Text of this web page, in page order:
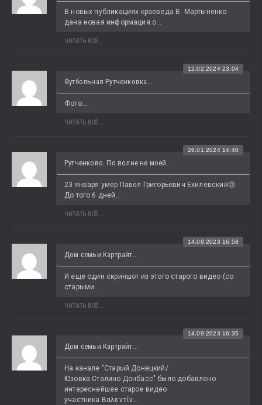
В новых публикациях краеведа В. Мартыненко
дана новая информация о...
ЧИТАТЬ ВСЁ...
Футбольная Рутченковка...
12.02.2024 23:04
Фото:...
ЧИТАТЬ ВСЁ...
Рутченково. По волне не моей...
26.01.2024 14:40
23 января умер Павел Григорьевич Ехилевский😢
До того 6 дней...
ЧИТАТЬ ВСЁ...
Дом семьи Картрайт...
14.09.2023 16:58
И еще один скриншот из этого старого видео (со
старыми...
ЧИТАТЬ ВСЁ...
Дом семьи Картрайт...
14.09.2023 16:35
На канале "Старый Донецкий/
Юзовка.Сталино.Донбасс" было добавлено
интереснейшее старое видео
участника Βαλεντίν...